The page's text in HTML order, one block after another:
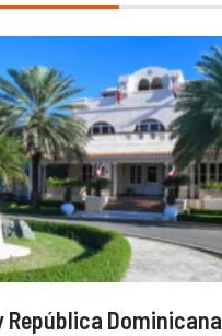
República Dominicana